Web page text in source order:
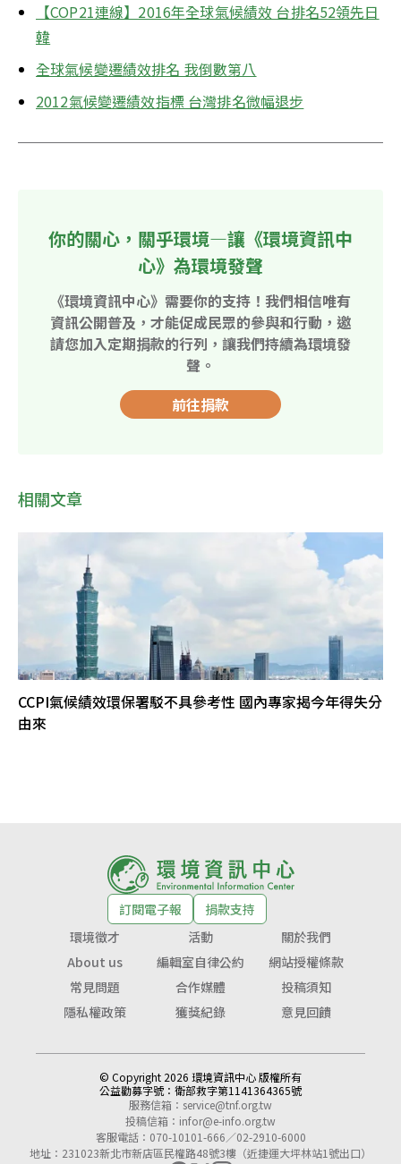
【COP21連線】2016年全球氣候績效 台排名52領先日
韓
全球氣候變遷績效排名 我倒數第八
2012氣候變遷績效指標 台灣排名微幅退步
你的關心，關乎環境—讓《環境資訊中
心》為環境發聲
《環境資訊中心》需要你的支持！我們相信唯有
資訊公開普及，才能促成民眾的參與和行動，邀
請您加入定期捐款的行列，讓我們持續為環境發
聲。
前往捐款
相關文章
CCPI氣候績效環保署駁不具參考性 國內專家揭今年得失分
由來
訂閱電子報
捐款支持
環境徵才
活動
關於我們
About us
編輯室自律公約
網站授權條款
常見問題
合作媒體
投稿須知
隱私權政策
獲獎紀錄 意見回饋
© Copyright 2026 環境資訊中心 版權所有
公益勸募字號： 衛部救字第1141364365號
服務信箱： service@tnf.org.tw
投稿信箱： infor@e-info.org.tw
客服電話：070-10101-666／02-2910-6000
地址：231023新北市新店區民權路48號3樓（近捷運大坪林站1號出口）